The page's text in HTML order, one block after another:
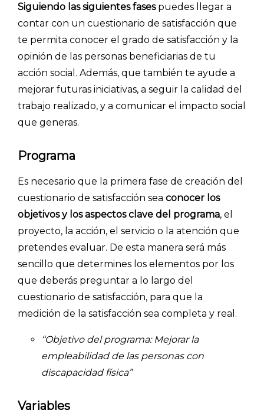
INICIO
CÓMO FUNCIONA
PLANTILLAS
Siguiendo las siguientes fasespuedes llegar a
contar con un cuestionario de satisfacción que
te permita conocer el grado de satisfacción y la
opinión de las personas beneficiarias de tu
acción social. Además, que también te ayude a
mejorar futuras iniciativas, a seguir la calidad del
trabajo realizado, y a comunicar el impacto social
que generas.
Programa
Es necesario que la primera fase de creación del
cuestionario de satisfacción sea conocer los
objetivos y los aspectos clave del programa, el
proyecto, la acción, el servicio o la atención que
pretendes evaluar. De esta manera será más
sencillo que determines los elementos por los
que deberás preguntar a lo largo del
cuestionario de satisfacción, para que la
medición de la satisfacción sea completa y real.
“Objetivo del programa: Mejorar la
empleabilidad de las personas con
discapacidad física”
Variables